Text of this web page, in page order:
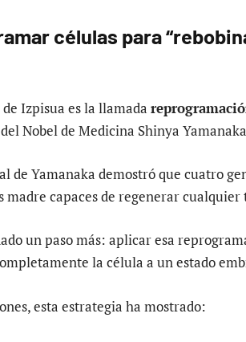
células para
Izpisua es la llamada
Nobel de Medicina Shinya
de Yamanaka demostró que cuatro
madre capaces de regenerar cualquier
un paso más: aplicar esa
la célula a un estado
esta estrategia ha mostrado: